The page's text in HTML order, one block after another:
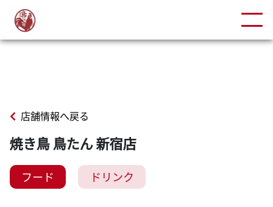
店舗情報へ戻る
焼き鳥 鳥たん 新宿店
フード ドリンク